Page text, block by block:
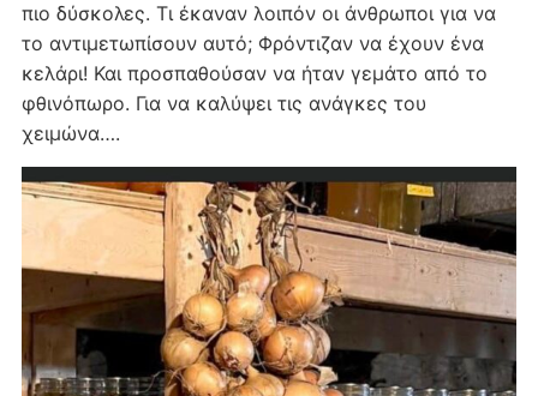
πιο δύσκολες. Τι έκαναν λοιπόν οι άνθρωποι για να
το αντιμετωπίσουν αυτό; Φρόντιζαν να έχουν ένα
κελάρι! Και προσπαθούσαν να ήταν γεμάτο από το
φθινόπωρο. Για να καλύψει τις ανάγκες του
χειμώνα….